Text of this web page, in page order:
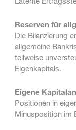
Reserven für
Die Bilanzierung
allgemeine
teilweise
Eigenkapitals.
Eigene
Positionen in
Minusposition im